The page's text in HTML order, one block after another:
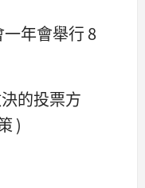
年會舉行 8
的投票方
)